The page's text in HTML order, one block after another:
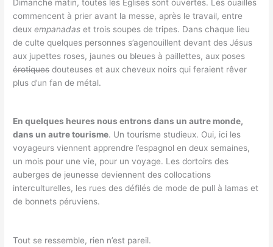
Dimanche matin, toutes les Églises sont ouvertes. Les ouailles
commencent à prier avant la messe, après le travail, entre
deuxempanadas et trois soupes de tripes. Dans chaque lieu
de culte quelques personnes s’agenouillent devant des Jésus
aux jupettes roses, jaunes ou bleues à paillettes, aux poses
érotiques douteuses et aux cheveux noirs qui feraient rêver
plus d’un fan de métal.
En quelques heures nous entrons dans un autre monde,
dans un autre tourisme. Un tourisme studieux. Oui, ici les
voyageurs viennent apprendre l’espagnol en deux semaines,
un mois pour une vie, pour un voyage. Les dortoirs des
auberges de jeunesse deviennent des collocations
interculturelles, les rues des défilés de mode de pull à lamas et
de bonnets péruviens.
Tout se ressemble, rien n’est pareil.